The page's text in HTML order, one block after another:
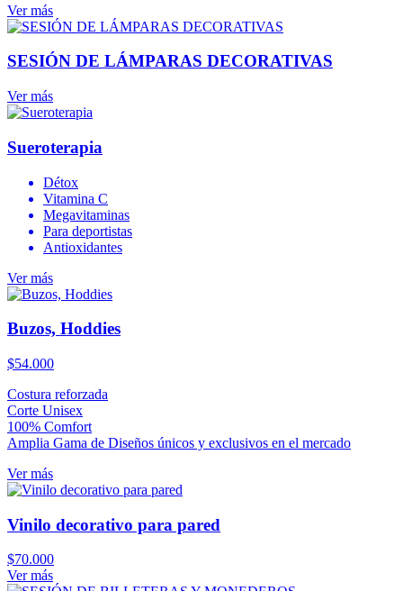
Ver más
SESIÓN DE LÁMPARAS DECORATIVAS
Ver más
Sueroterapia
Détox
Vitamina C
Megavitaminas
Para deportistas
Antioxidantes
Ver más
Buzos, Hoddies
$54.000
Costura reforzada
Corte Unisex
100% Comfort
Amplia Gama de Diseños únicos y exclusivos en el mercado
Ver más
Vinilo decorativo para pared
$70.000
Ver más